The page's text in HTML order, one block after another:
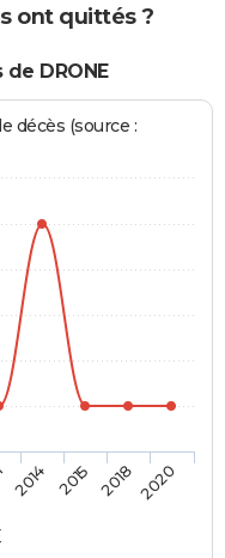
ont quittés ?
DRONE
décès (source :
2014 2015 2018 2020